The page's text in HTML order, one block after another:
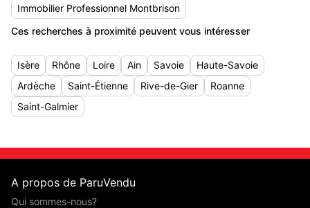
Immobilier Professionnel Montbrison
Ces recherches à proximité peuvent vous intéresser
Isère Rhône Loire Ain Savoie
Haute-Savoie
Ardèche
Saint-Étienne Rive-de-Gier
Roanne
Saint-Galmier
A propos de ParuVendu
Qui sommes-nous?